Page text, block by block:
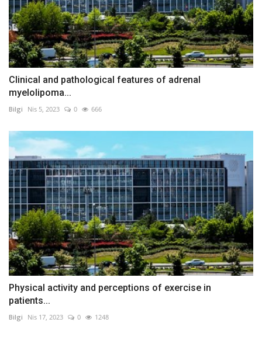
Clinical and pathological features of adrenal
myelolipoma...
Bilgi Nis 5, 2023 0 666
Physical activity and perceptions of exercise in
patients...
Bilgi Nis 17, 2023 0 1248